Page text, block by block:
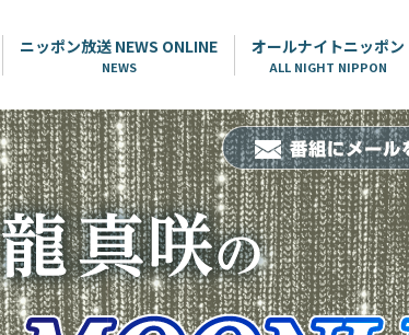
ニッポン放送 NEWS ONLINE
NEWS
オールナイトニッポン
ALL NIGHT NIPPON